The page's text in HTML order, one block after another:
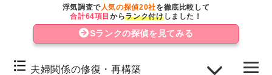
夫婦関係の修復・再構築
妻や浮気相手に復讐し、制裁を加える
妻と離婚して別々の道を歩む
不倫をした嫌いな妻へ何らかのアクションを取るなら浮
浮気調査で人気の探偵20社を徹底比較して
合計64項目からランク付けしました！
Sランクの探偵を見てみる